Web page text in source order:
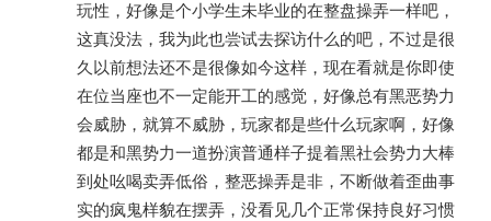
玩性，好像是个小学生未毕业的在整盘操弄一样吧，
这真没法，我为此也尝试去探访什么的吧，不过是很
久以前想法还不是很像如今这样，现在看就是你即使
在位当座也不一定能开工的感觉，好像总有黑恶势力
会威胁，就算不威胁，玩家都是些什么玩家啊，好像
都是和黑势力一道扮演普通样子提着黑社会势力大棒
到处吆喝卖弄低俗，整恶操弄是非，不断做着歪曲事
实的疯鬼样貌在摆弄，没看见几个正常保持良好习惯